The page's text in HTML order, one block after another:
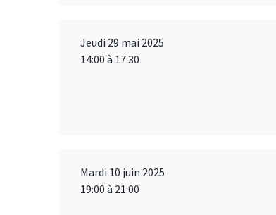
Jeudi 29 mai 2025
14:00 à 17:30
Mardi 10 juin 2025
19:00 à 21:00